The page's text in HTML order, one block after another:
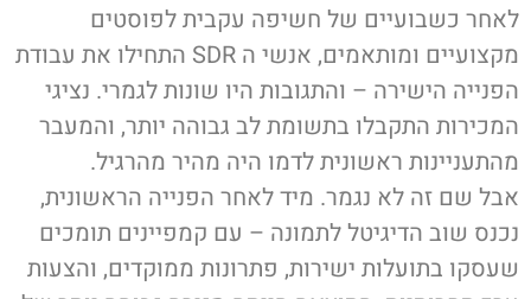
לאחר כשבועיים של חשיפה עקבית לפוסטים
מקצועיים ומותאמים, אנשי ה SDR התחילו את עבודת
הפנייה הישירה – והתגובות היו שונות לגמרי. נציגי
המכירות התקבלו בתשומת לב גבוהה יותר, והמעבר
מהתעניינות ראשונית לדמו היה מהיר מהרגיל.
אבל שם זה לא נגמר. מיד לאחר הפנייה הראשונית,
נכנס שוב הדיגיטל לתמונה – עם קמפיינים תומכים
שעסקו בתועלות ישירות, פתרונות ממוקדים, והצעות